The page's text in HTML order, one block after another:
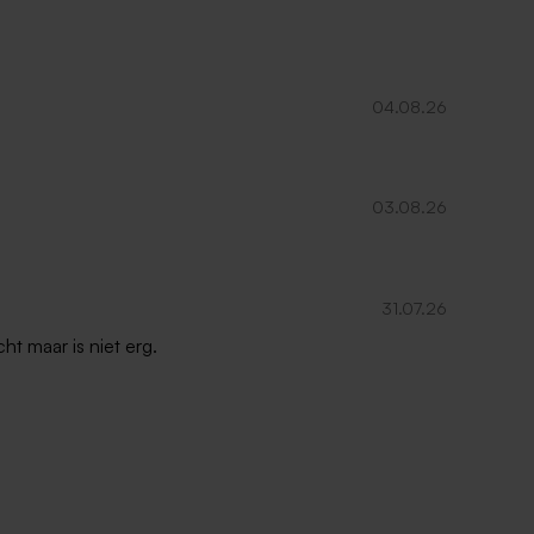
04.08.26
03.08.26
31.07.26
maar is niet erg.